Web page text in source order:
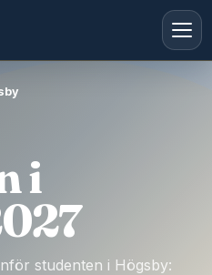
i
studenten i Högsby: